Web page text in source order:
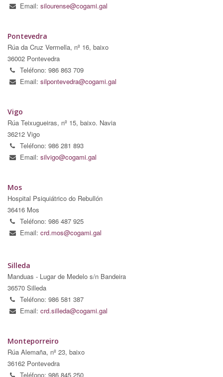
Email: silourense@cogami.gal
Pontevedra
Rúa da Cruz Vermella, nº 16, baixo
36002 Pontevedra
Teléfono: 986 863 709
Email: silpontevedra@cogami.gal
Vigo
Rúa Teixugueiras, nº 15, baixo. Navia
36212 Vigo
Teléfono: 986 281 893
Email: silvigo@cogami.gal
Mos
Hospital Psiquiátrico do Rebullón
36416 Mos
Teléfono: 986 487 925
Email: crd.mos@cogami.gal
Silleda
Manduas - Lugar de Medelo s/n Bandeira
36570 Silleda
Teléfono: 986 581 387
Email: crd.silleda@cogami.gal
Monteporreiro
Rúa Alemaña, nº 23, baixo
36162 Pontevedra
Teléfono: 986 845 250